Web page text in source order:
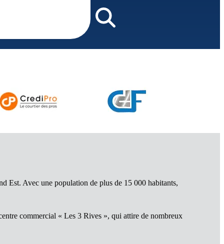
Est. Avec une population de plus de 15 000 habitants,
commercial « Les 3 Rives », qui attire de nombreux